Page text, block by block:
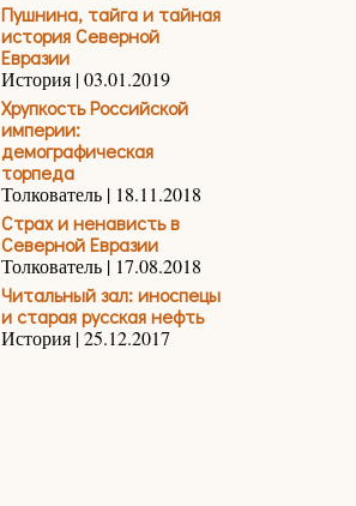
Пушнина, тайга и тайная
история Северной
Евразии
История | 03.01.2019
Хрупкость Российской
империи:
демографическая
торпеда
Толкователь | 18.11.2018
Страх и ненависть в
Северной Евразии
Толкователь | 17.08.2018
Читальный зал: иноспецы
и старая русская нефть
История | 25.12.2017